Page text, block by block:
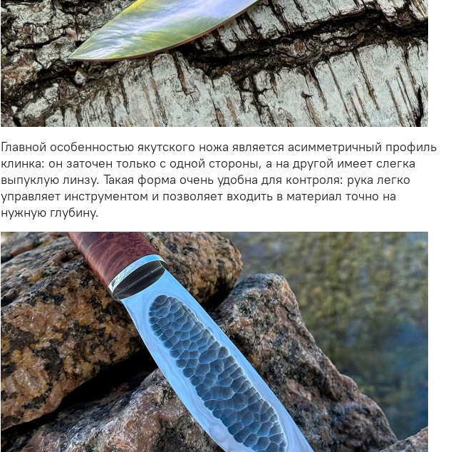
Главной особенностью якутского ножа является асимметричный профиль
клинка: он заточен только с одной стороны, а на другой имеет слегка
выпуклую линзу. Такая форма очень удобна для контроля: рука легко
управляет инструментом и позволяет входить в материал точно на
нужную глубину.